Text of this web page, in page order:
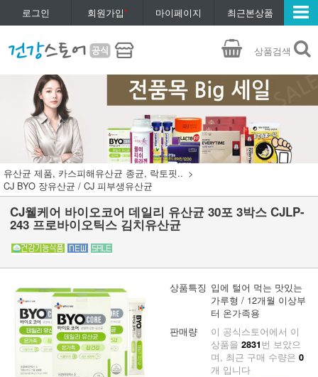
로그인 회원가입* 마이페이지 최근본상품
상품검색
유산균 제품, 카스피해유산균 종균, 락토핏..
CJ BYO 장유산균 / CJ 피부생유산균
CJ웰케어 바이오코어 데일리 유산균 30포 3박스 CJLP-
243 프로바이오틱스 김치유산균
상품특징 입에 털어 먹는 맛있는
가루형 / 12개월 이상부
터 온가족용
판매량
이 공식스토어에서 이
상품을2831번 보았으
며, 최근 구매 수량은0
개 입니다